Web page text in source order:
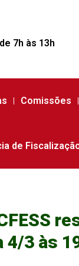
7h às 13h
Comissões
de
4/3 às